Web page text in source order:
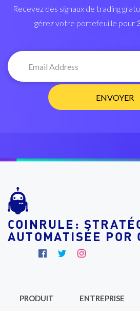
Recevez des signaux de trading
gérez votre portefeuille pour
COINRULE:
AUTOMATISÉE POR
PRODUIT ENTREPRISE